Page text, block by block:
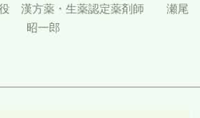
漢方薬・生薬認定薬剤師 瀬尾
昭一郎